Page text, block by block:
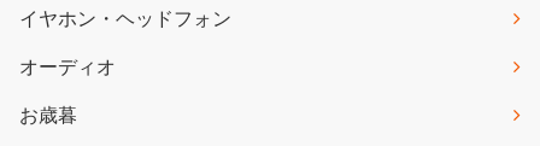
イヤホン・ヘッドフォン
オーディオ
お歳暮